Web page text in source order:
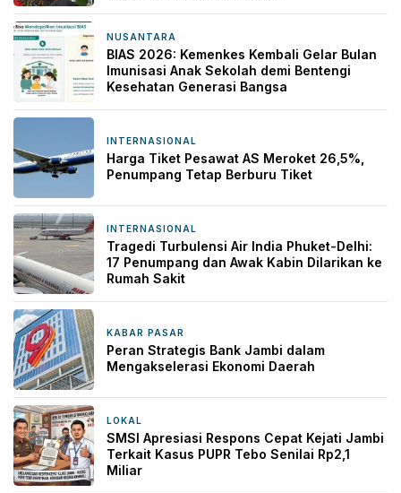
NUSANTARA
BIAS 2026: Kemenkes Kembali Gelar Bulan
Imunisasi Anak Sekolah demi Bentengi
Kesehatan Generasi Bangsa
INTERNASIONAL
Harga Tiket Pesawat AS Meroket 26,5%,
Penumpang Tetap Berburu Tiket
INTERNASIONAL
Tragedi Turbulensi Air India Phuket-Delhi:
17 Penumpang dan Awak Kabin Dilarikan ke
Rumah Sakit
KABAR PASAR
Peran Strategis Bank Jambi dalam
Mengakselerasi Ekonomi Daerah
LOKAL
SMSI Apresiasi Respons Cepat Kejati Jambi
Terkait Kasus PUPR Tebo Senilai Rp2,1
Miliar